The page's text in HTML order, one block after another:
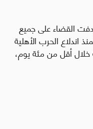
القضاء على جميع
اندلاع الحرب الأهلية
الأبرشية خلال أقل من مئة يوم،